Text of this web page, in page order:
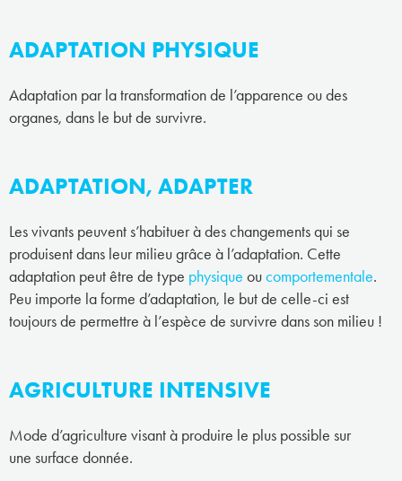
ADAPTATION PHYSIQUE
Adaptation par la transformation de l’apparence ou des
organes, dans le but de survivre.
ADAPTATION, ADAPTER
Les vivants peuvent s’habituer à des changements qui se
produisent dans leur milieu grâce à l’adaptation. Cette
adaptation peut être de type physique oucomportementale.
Peu importe la forme d’adaptation, le but de celle-ci est
toujours de permettre à l’espèce de survivre dans son milieu !
AGRICULTURE INTENSIVE
Mode d’agriculture visant à produire le plus possible sur
une surface donnée.